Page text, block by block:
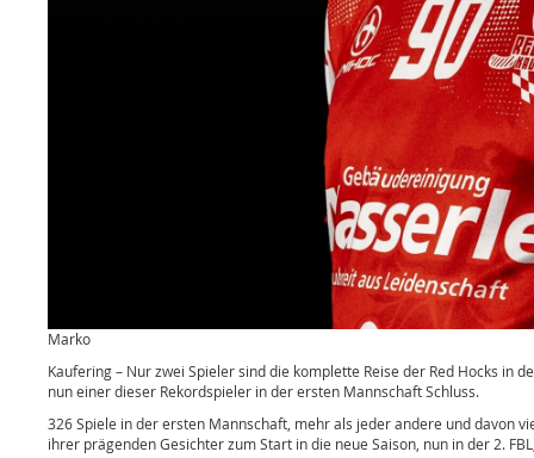
Marko
Kaufering – Nur zwei Spieler sind die komplette Reise der Red Hocks in
nun einer dieser Rekordspieler in der ersten Mannschaft Schluss.
326 Spiele in der ersten Mannschaft, mehr als jeder andere und davon
ihrer prägenden Gesichter zum Start in die neue Saison, nun in der 2.